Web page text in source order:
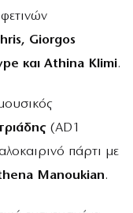
Giorgos
και Athina Klimi.
(AD1
πάρτι με
Manoukian.